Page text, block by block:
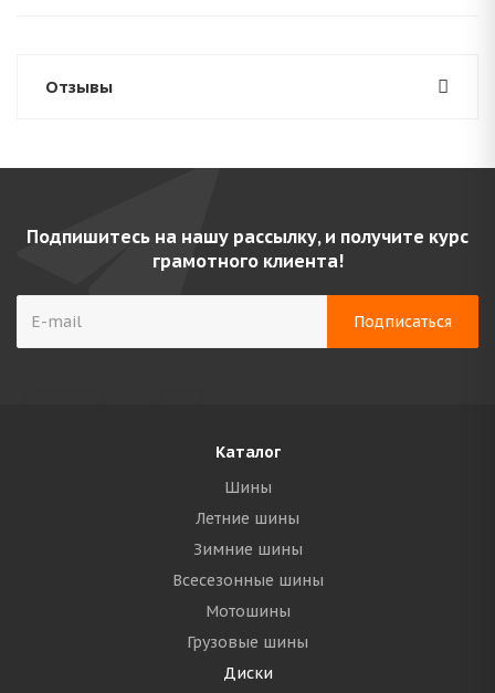
Отзывы
Подпишитесь на нашу рассылку, и получите курс
грамотного клиента!
Каталог
Шины
Летние шины
Зимние шины
Всесезонные шины
Мотошины
Грузовые шины
Диски